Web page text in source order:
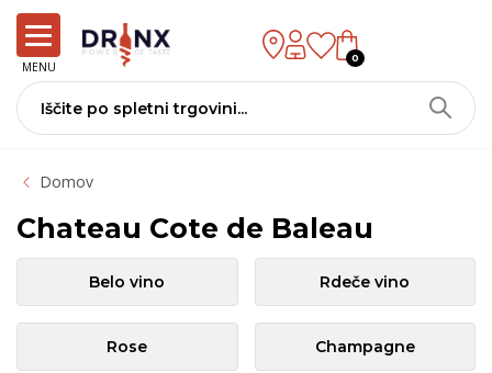
MENU
0
Domov
Chateau Cote de Baleau
Belo vino Rdeče vino
Rose Champagne